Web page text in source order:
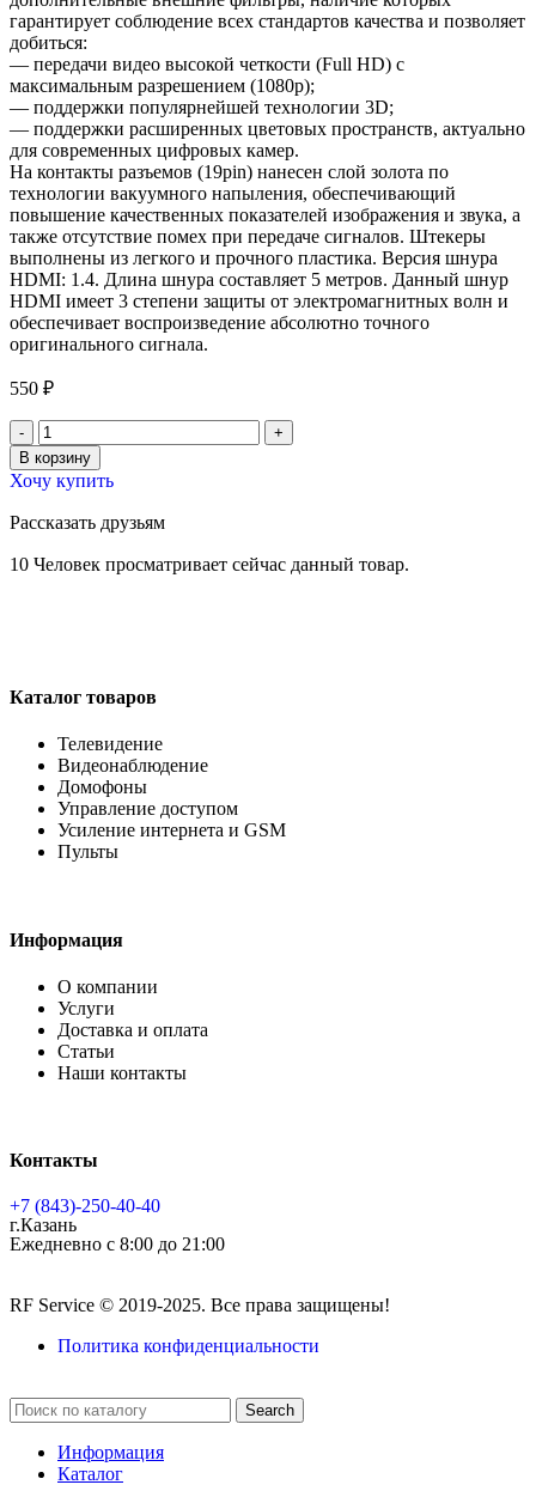
гарантирует соблюдение всех стандартов качества и позволяет
добиться:
— передачи видео высокой четкости (Full HD) с
максимальным разрешением (1080p);
— поддержки популярнейшей технологии 3D;
— поддержки расширенных цветовых пространств, актуально
для современных цифровых камер.
На контакты разъемов (19pin) нанесен слой золота по
технологии вакуумного напыления, обеспечивающий
повышение качественных показателей изображения и звука, а
также отсутствие помех при передаче сигналов. Штекеры
выполнены из легкого и прочного пластика. Версия шнура
HDMI: 1.4. Длина шнура составляет 5 метров. Данный шнур
HDMI имеет 3 степени защиты от электромагнитных волн и
обеспечивает воспроизведение абсолютно точного
оригинального сигнала.
550 ₽
В корзину
Хочу купить
Рассказать друзьям
10 Человек просматривает сейчас данный товар.
Каталог товаров
Телевидение
Видеонаблюдение
Домофоны
Управление доступом
Усиление интернета и GSM
Пульты
Информация
О компании
Услуги
Доставка и оплата
Статьи
Наши контакты
Контакты
+7 (843)-250-40-40
г.Казань
Ежедневно с 8:00 до 21:00
RF Service © 2019-2025. Все права защищены!
Политика конфиденциальности
Search
Информация
Каталог